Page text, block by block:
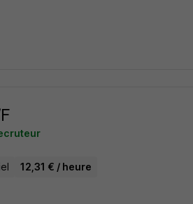
12,31 € / heure